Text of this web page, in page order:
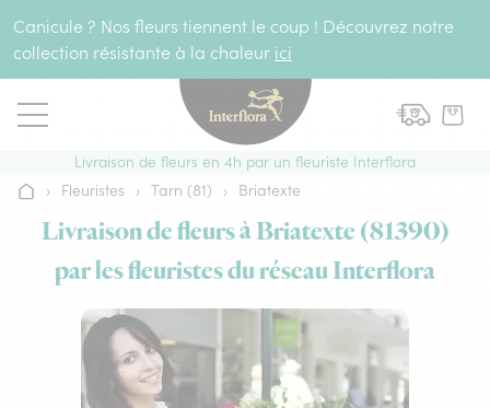
Canicule ? Nos fleurs tiennent le coup ! Découvrez notre
collection résistante à la chaleur ici
Livraison de fleurs en 4h par un fleuriste Interflora
Accueil
› Fleuristes › Tarn (81) › Briatexte
Livraison de fleurs à Briatexte (81390)
par les fleuristes du réseau Interflora